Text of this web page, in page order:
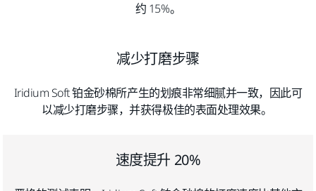
约 15%。
减少打磨步骤
Iridium Soft 铂金砂棉所产生的划痕非常细腻并一致，因此可
以减少打磨步骤，并获得极佳的表面处理效果。
速度提升 20%